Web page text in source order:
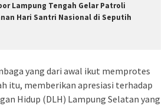
Lampung Tengah Gelar Patroli
Hari Santri Nasional di Seputih
yang dari awal ikut memprotes
itu, memberikan apresiasi terhadap
Hidup (DLH) Lampung Selatan yang